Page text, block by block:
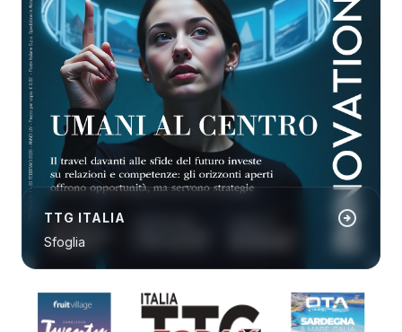
TTG ITALIA arrow_circle_right
Sfoglia